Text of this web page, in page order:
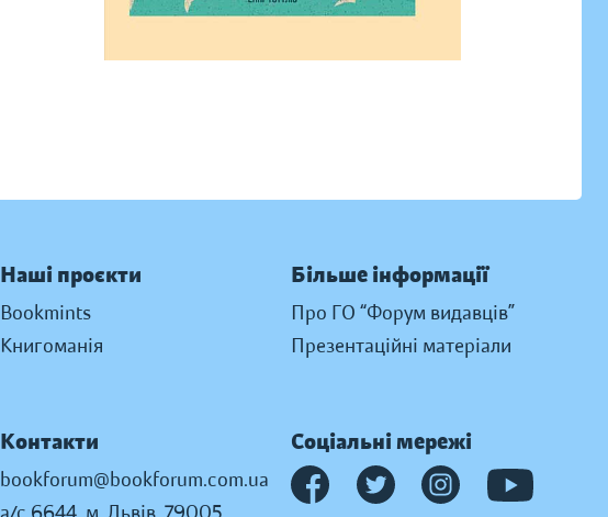
Наші проєкти
Bookmints
Книгоманія
Більше інформації
Про ГО “Форум видавців”
Презентаційні матеріали
Контакти
bookforum@bookforum.com.ua
Соціальні мережі